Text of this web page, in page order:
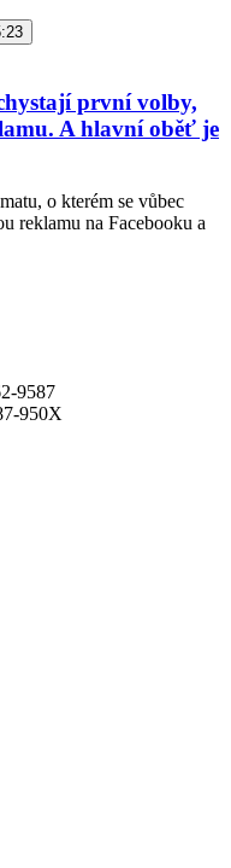
první volby,
A hlavní oběť je
o kterém se vůbec
reklamu na Facebooku a
9587
950X